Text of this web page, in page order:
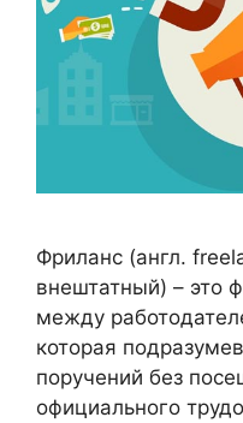
Фриланс (англ.
внештатный) – это
между
которая
поручений без
официального